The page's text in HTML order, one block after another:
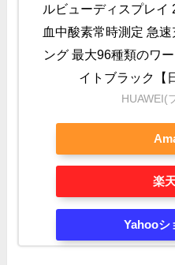
ルビューディスプレイ
血中酸素常時測定 急
ング 最大96種類のワ
イトブラック【
HUAWEI(
楽
Yahooシ